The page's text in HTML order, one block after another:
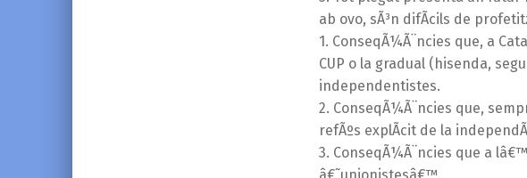
ab ovo, sÃ³n difÃ­cils de
1. ConseqÃ¼Ã¨ncies que, a
CUP o la gradual (hisenda,
independentistes.
2. ConseqÃ¼Ã¨ncies que,
refÃºs explÃ­cit de la
3. ConseqÃ¼Ã¨ncies que a
â€˜unionistesâ€™.